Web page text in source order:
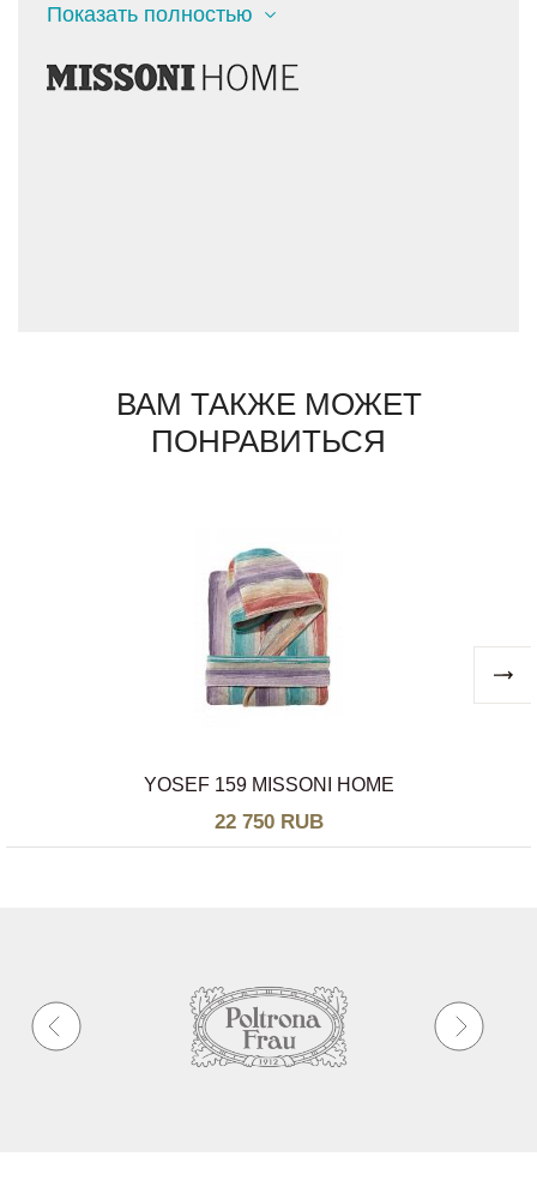
выполнить весь интерьер своего дома в
момент бренд предлагает широкий
и многообразный ассортимент на любой
Показать полностью
ВАМ ТАКЖЕ МОЖЕТ
ПОНРАВИТЬСЯ
YOSEF 159 MISSONI HOME
22 750 RUB